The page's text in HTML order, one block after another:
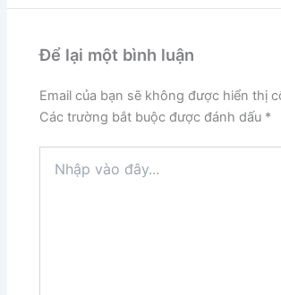
Để lại một bình luận
Email của bạn sẽ không được hiển thị
Các trường bắt buộc được đánh dấu *
vào